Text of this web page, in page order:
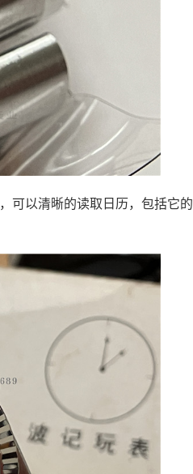
可以清晰的读取日历，包括它的